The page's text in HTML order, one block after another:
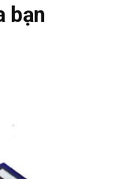
bạn